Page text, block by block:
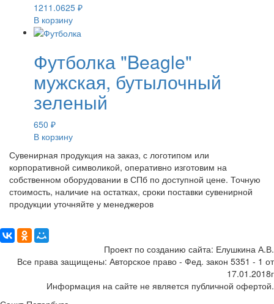
1211.0625 ₽
В корзину
Футболка "Beagle"
мужская, бутылочный
зеленый
650 ₽
В корзину
Сувенирная продукция на заказ, с логотипом или
корпоративной символикой, оперативно изготовим на
собственном оборудовании в СПб по доступной цене. Точную
стоимость, наличие на остатках, сроки поставки сувенирной
продукции уточняйте у менеджеров
Проект по созданию сайта: Елушкина А.В.
Все права защищены: Авторское право - Фед. закон 5351 - 1 от
17.01.2018г
Информация на сайте не является публичной офертой.